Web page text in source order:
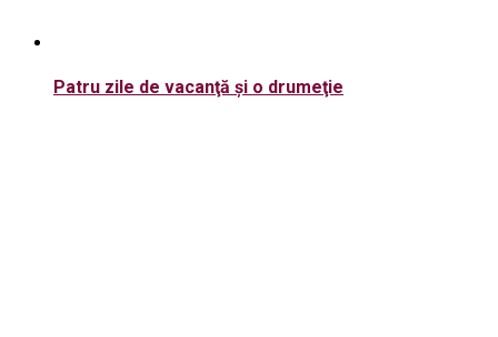
Patru zile de vacanţă şi o drumeţie